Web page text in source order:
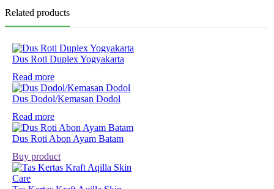
Related products
Dus Roti Duplex Yogyakarta
Read more
Dus Dodol/Kemasan Dodol
Read more
Dus Roti Abon Ayam Batam
Buy product